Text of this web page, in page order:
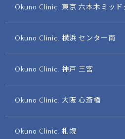
Okuno Clinic. 東京 六本木ミッド
Okuno Clinic. 横浜 センター南
Okuno Clinic. 神戸 三宮
Okuno Clinic. 大阪 心斎橋
Okuno Clinic. 札幌